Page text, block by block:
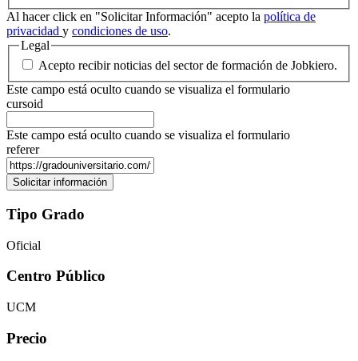
Al hacer click en "Solicitar Información" acepto la política de
privacidad y condiciones de uso.
Legal
Acepto recibir noticias del sector de formación de Jobkiero.
Este campo está oculto cuando se visualiza el formulario
cursoid
Este campo está oculto cuando se visualiza el formulario
referer
Tipo Grado
Oficial
Centro Público
UCM
Precio